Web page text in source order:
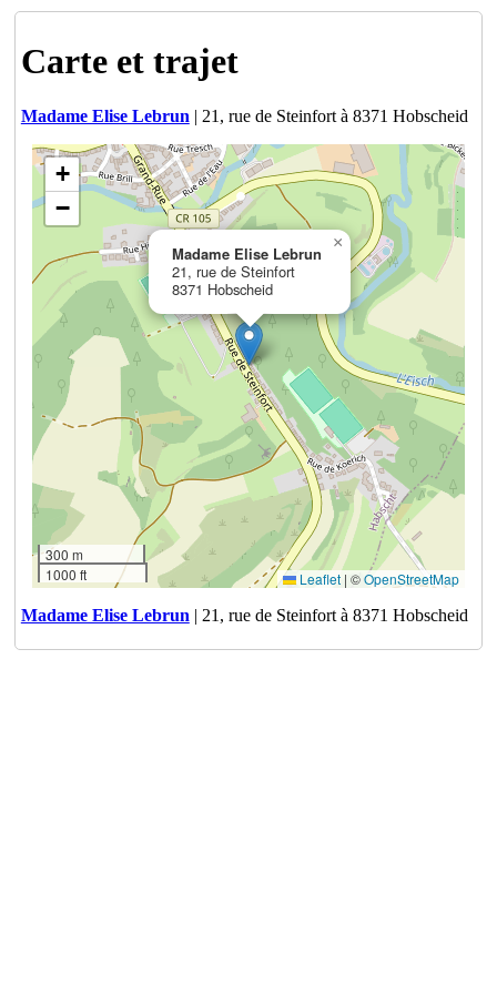
Carte et trajet
Madame Elise Lebrun | 21, rue de Steinfort à 8371 Hobscheid
Madame Elise Lebrun
21, rue de Steinfort
8371 Hobscheid
×
+
−
300 m
1000 ft
Leaflet | ©OpenStreetMap
Madame Elise Lebrun | 21, rue de Steinfort à 8371 Hobscheid